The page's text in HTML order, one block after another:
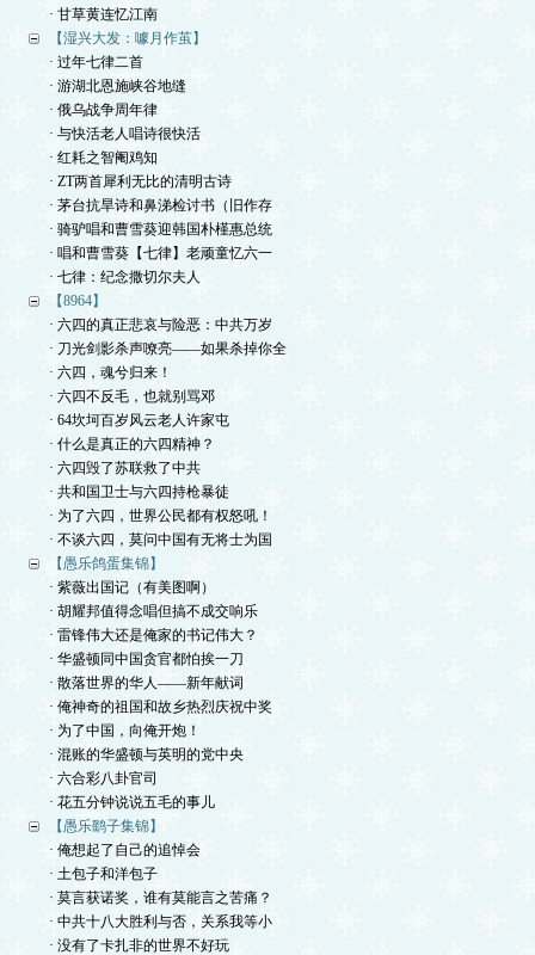
· 甘草黄连忆江南
【湿兴大发：噱月作茧】
· 过年七律二首
· 游湖北恩施峡谷地缝
· 俄乌战争周年律
· 与快活老人唱诗很快活
· 红耗之智阉鸡知
· ZT两首犀利无比的清明古诗
· 茅台抗旱诗和鼻涕检讨书（旧作存
· 骑驴唱和曹雪葵迎韩国朴槿惠总统
· 唱和曹雪葵【七律】老顽童忆六一
· 七律：纪念撒切尔夫人
【8964】
· 六四的真正悲哀与险恶：中共万岁
· 刀光剑影杀声嘹亮——如果杀掉你全
· 六四，魂兮归来！
· 六四不反毛，也就别骂邓
· 64坎坷百岁风云老人许家屯
· 什么是真正的六四精神？
· 六四毁了苏联救了中共
· 共和国卫士与六四持枪暴徒
· 为了六四，世界公民都有权怒吼！
· 不谈六四，莫问中国有无将士为国
【愚乐鸽蛋集锦】
· 紫薇出国记（有美图啊）
· 胡耀邦值得念唱但搞不成交响乐
· 雷锋伟大还是俺家的书记伟大？
· 华盛顿同中国贪官都怕挨一刀
· 散落世界的华人——新年献词
· 俺神奇的祖国和故乡热烈庆祝中奖
· 为了中国，向俺开炮！
· 混账的华盛顿与英明的党中央
· 六合彩八卦官司
· 花五分钟说说五毛的事儿
【愚乐鹞子集锦】
· 俺想起了自己的追悼会
· 土包子和洋包子
· 莫言获诺奖，谁有莫能言之苦痛？
· 中共十八大胜利与否，关系我等小
· 没有了卡扎非的世界不好玩